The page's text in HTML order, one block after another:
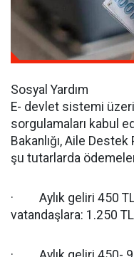
Sosyal Yardım
E- devlet sistemi
sorgulamaları kabul
Bakanlığı, Aile
şu tutarlarda
· Aylık geliri 450 TL
vatandaşlara: 1.250 TL